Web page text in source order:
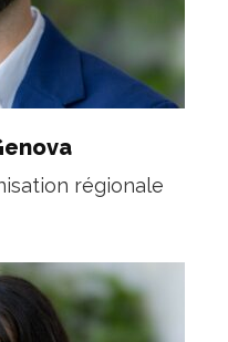
régionale